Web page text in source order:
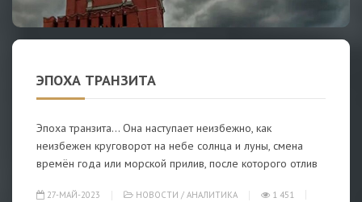
ЭПОХА ТРАНЗИТА
Эпоха транзита… Она наступает неизбежно, как
неизбежен круговорот на небе солнца и луны, смена
времён года или морской прилив, после которого отлив
27-МАЙ-2023 НОВОСТИ / АНАЛИТИКА
1 451